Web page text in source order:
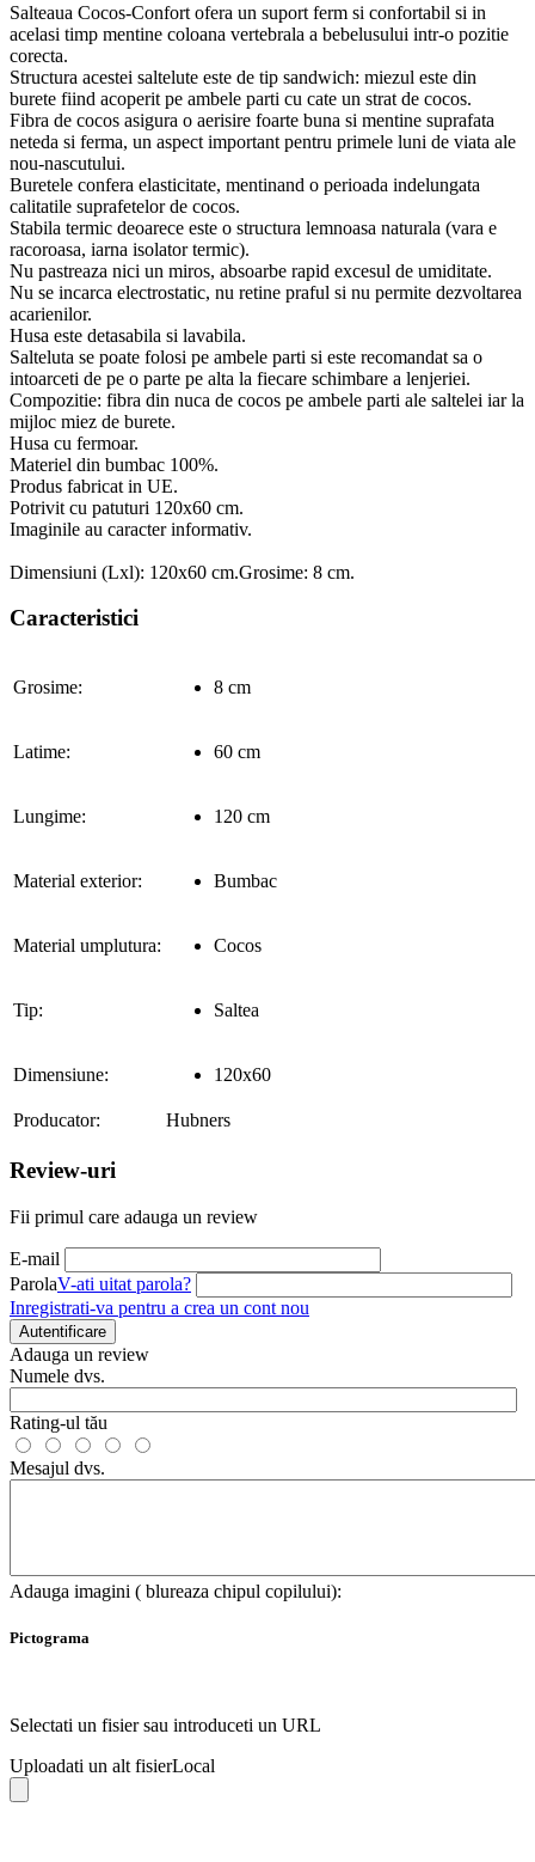
Salteaua Cocos-Confort ofera un suport ferm si confortabil si in
acelasi timp mentine coloana vertebrala a bebelusului intr-o pozitie
corecta.
Structura acestei saltelute este de tip sandwich: miezul este din
burete fiind acoperit pe ambele parti cu cate un strat de cocos.
Fibra de cocos asigura o aerisire foarte buna si mentine suprafata
neteda si ferma, un aspect important pentru primele luni de viata ale
nou-nascutului.
Buretele confera elasticitate, mentinand o perioada indelungata
calitatile suprafetelor de cocos.
Stabila termic deoarece este o structura lemnoasa naturala (vara e
racoroasa, iarna isolator termic).
Nu pastreaza nici un miros, absoarbe rapid excesul de umiditate.
Nu se incarca electrostatic, nu retine praful si nu permite dezvoltarea
acarienilor.
Husa este detasabila si lavabila.
Salteluta se poate folosi pe ambele parti si este recomandat sa o
intoarceti de pe o parte pe alta la fiecare schimbare a lenjeriei.
Compozitie: fibra din nuca de cocos pe ambele parti ale saltelei iar la
mijloc miez de burete.
Husa cu fermoar.
Materiel din bumbac 100%.
Produs fabricat in UE.
Potrivit cu patuturi 120x60 cm.
Imaginile au caracter informativ.
Dimensiuni (Lxl): 120x60 cm.Grosime: 8 cm.
Caracteristici
Grosime: 8 cm
Latime: 60 cm
Lungime: 120 cm
Material exterior: Bumbac
Material umplutura: Cocos
Tip: Saltea
Dimensiune: 120x60
Producator: Hubners
Review-uri
Fii primul care adauga un review
E-mail
ParolaV-ati uitat parola?
Inregistrati-va pentru a crea un cont nou
Autentificare
Adauga un review
Numele dvs.
Rating-ul tău
Mesajul dvs.
Adauga imagini ( blureaza chipul copilului):
Pictograma
Selectati un fisier sau introduceti un URL
Uploadati un alt fisierLocal